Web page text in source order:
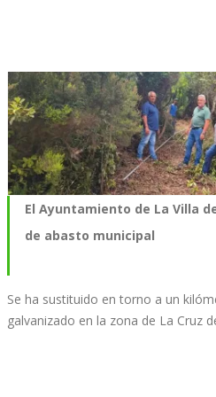
El Ayuntamiento de La Villa
de abasto municipal
Se ha sustituido en torno a un
galvanizado en la zona de La Cruz